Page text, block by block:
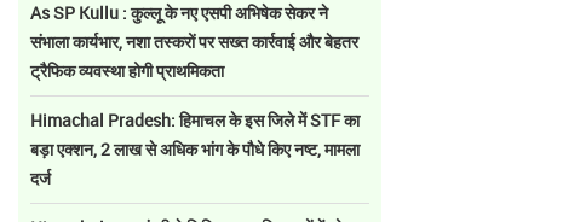
As SP Kullu : कुल्लू के नए एसपी अभिषेक सेकर ने
संभाला कार्यभार, नशा तस्करों पर सख्त कार्रवाई और बेहतर
ट्रैफिक व्यवस्था होगी प्राथमिकता
Himachal Pradesh: हिमाचल के इस जिले में STF का
बड़ा एक्शन, 2 लाख से अधिक भांग के पौधे किए नष्ट, मामला
दर्ज